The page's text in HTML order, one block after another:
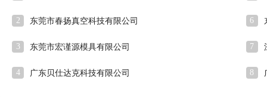
2 东莞市春扬真空科技有限公司
3 东莞市宏谨源模具有限公司
4 广东贝仕达克科技有限公司
6
7
8